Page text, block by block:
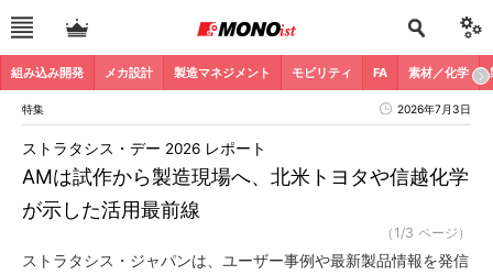
組み込み開発 メカ設計 製造マネジメント モビリティ FA 素材／化学
特集 2026年7月3日
AMは試作から製造現場へ、北米トヨタや信越化学
が示した活用最前線
ストラタシス・デー 2026 レポート
（1/3 ページ）
ストラタシス・ジャパンは、ユーザー事例や最新製品情報を発信